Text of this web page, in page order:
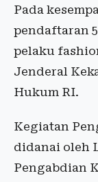
Pada
pendaftaran
pelaku
Jenderal
Hukum RI.
Kegiatan
didanai oleh
Pengabdian